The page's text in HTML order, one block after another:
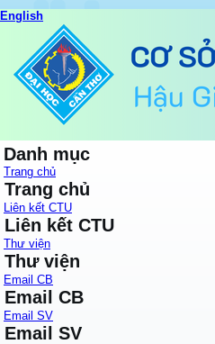
English
Danh mục
Trang chủ
Trang chủ
Liên kết CTU
Liên kết CTU
Thư viện
Thư viện
Email CB
Email CB
Email SV
Email SV